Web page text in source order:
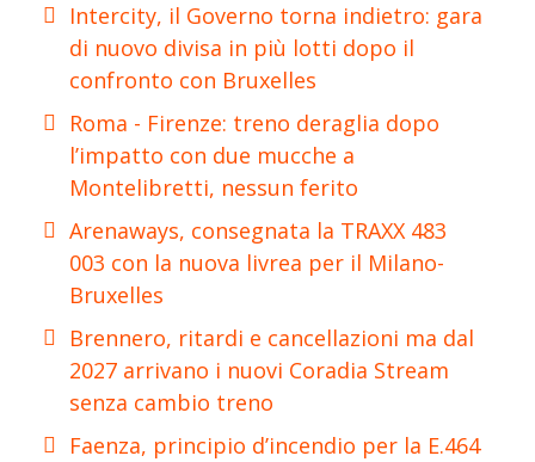
Intercity, il Governo torna indietro: gara
di nuovo divisa in più lotti dopo il
confronto con Bruxelles
Roma - Firenze: treno deraglia dopo
l’impatto con due mucche a
Montelibretti, nessun ferito
Arenaways, consegnata la TRAXX 483
003 con la nuova livrea per il Milano-
Bruxelles
Brennero, ritardi e cancellazioni ma dal
2027 arrivano i nuovi Coradia Stream
senza cambio treno
Faenza, principio d’incendio per la E.464